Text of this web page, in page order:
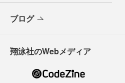
ブログ
翔泳社のWebメディア